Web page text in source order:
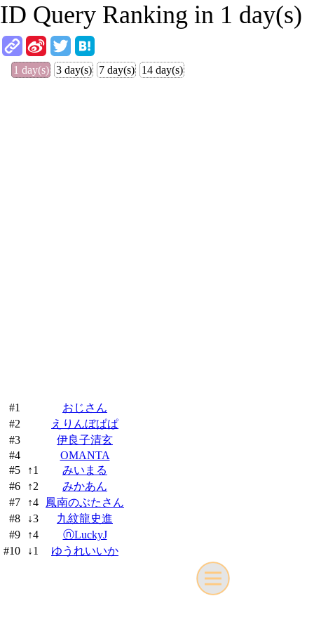
ID Query Ranking in 1 day(s)
1 day(s) 3 day(s) 7 day(s) 14 day(s)
#1
おじさん
#2
えりんぼぱぱ
#3
伊良子清玄
#4
OMANTA
#5
↑1
みいまる
#6
↑2
みかあん
#7
↑4
鳳南のぶたさん
#8
↓3
九紋龍史進
#9
↑4
ⓝLuckyJ
#10
↓1 ゆうれいいか